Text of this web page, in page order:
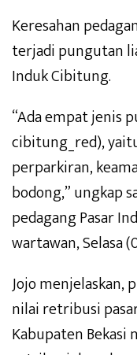
Keresahan
terjadi pungutan
Induk Cibitung.
“Ada empat jenis
cibitung_red),
perparkiran,
bodong,” ungkap
pedagang Pasar
wartawan, Selasa
Jojo menjelaskan,
nilai retribusi
Kabupaten